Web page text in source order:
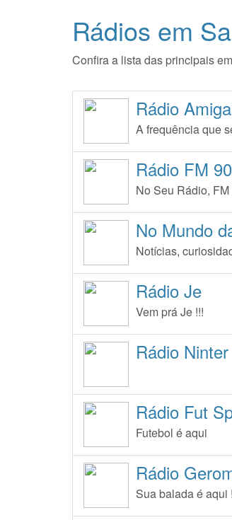
Rádios em
Confira a lista das principais
Rádio
A frequência que
Rádio FM 90
No Seu Rádio, FM
No Mundo
Notícias,
Rádio Je
Vem prá Je !!!
Rádio Ninter
Rádio Fut
Futebol é aqui
Rádio
Sua balada é aqui